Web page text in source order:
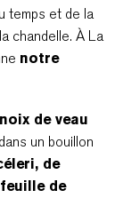
temps et de la
chandelle. À La
notre
de veau
un bouillon
de
de